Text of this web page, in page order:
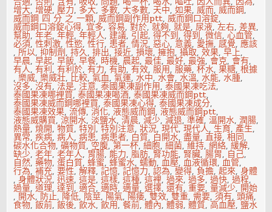
增大,增硬,壓力, 多大, 多數,大多數, 天中,如果,威而,威而鋼,
威而鋼 四 分 之 一顆,威而鋼副作用ptt,威而鋼口溶錠,
威而鋼口溶錠心得,宜多,容易,對於,就夠,就是,尿液,左右,差異,
幫助,年老,年輕,年輕人, 建議, 引起,得不到,得到,微信,心血管,
必須,性刺激,性慾,性行, 患者,情況,惡心, 意義, 愛撫,感覺,應該
,所以,抑制劑,持久,排出,接近,損壞,擁抱,攝取,效果,早上,
早晨,早起,早飯,早餐, 時機,晨起,最佳,最好,最強, 會克, 會有,
有人,有利,有利於,有力,有助,有效,服用,服藥,杯水,果糖,根據
,樂威,樂威壯, 比較,氣血,氣運,水中,水會,水溫,水能,水腫,
沒多,沒有, 法是, 注意,泰國果凍副作用,泰國果凍吃法,
泰國果凍哪裡買,泰國果凍喝酒,泰國果凍威而鋼ptt,
泰國果凍威而鋼哪裡買,泰國果凍心得,泰國果凍成分,
泰國果凍效果,流傳,消化,液態威而鋼,液態威而鋼ptt,
液態威購買,涼開水,淡鹽水,清晨,減少,減退,準確,溫開水,潤腸,
熱量,燒開,物質,特別,特別注意,狀況,現代,現代人,生育,產生,
異常,疾病,病人,病患,病患者, 白質, 白開水,盡量,直接,相同,
碳水化合物,礦物質, 空腹,第一杯,細胞,細菌,維持,網絡,緩解,
缺少,老年,老年人, 胃腸, 能力,脂肪, 腎功能, 腎臟,腸胃, 自己,
自然,藥物,蛋白質,蜂蜜,蜂蜜水,蠕動,血壓,血液循環,血管,
行為,補充,要性,解釋,記憶,記憶力,認為,變得, 負擔,起來,身體
,身體狀況,迅速,這是,這樣,這種,這裡,過來,過多,過快,過程,
過量,道理,達到,適合,適時,適量,選擇,還有,重要,量減少, 開始
, 開水, 防止, 降低, 陰莖, 陽氣, 陽痿,雙效,雙重, 需要,須有,頭痛,
食物,飯前,飯後,飲水,飲用,餐前,體內,體弱,體質,高血壓, 鹽水